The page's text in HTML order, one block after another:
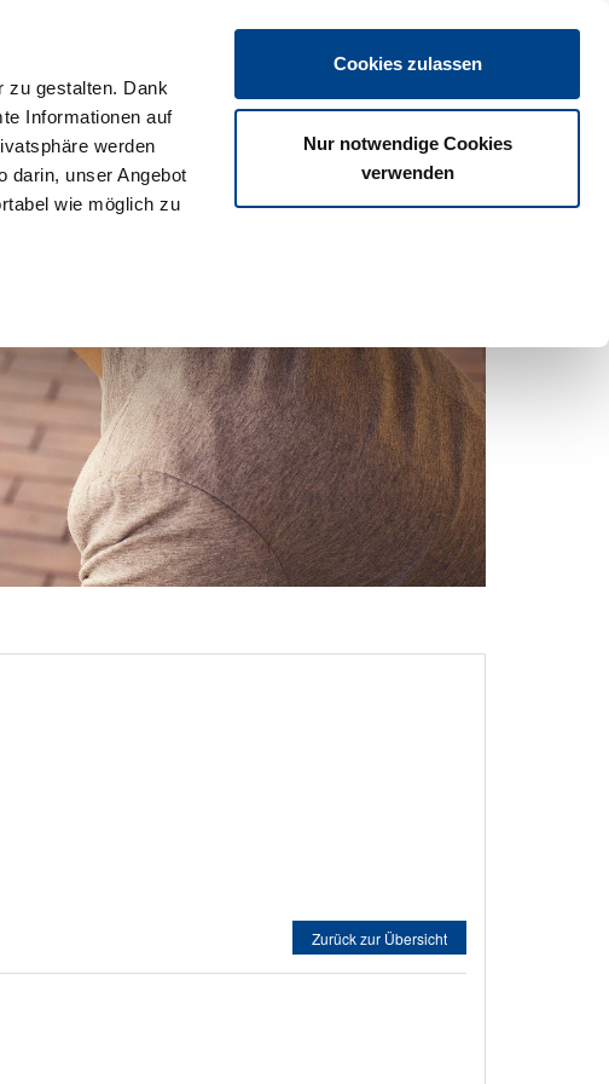
zu gestalten. Dank
Informationen auf
werden
darin, unser Angebot
wie möglich zu
Cookies zulassen
Nur notwendige Cookies
verwenden
Login
Veranstaltungen Download Termine
Zurück zur Übersicht